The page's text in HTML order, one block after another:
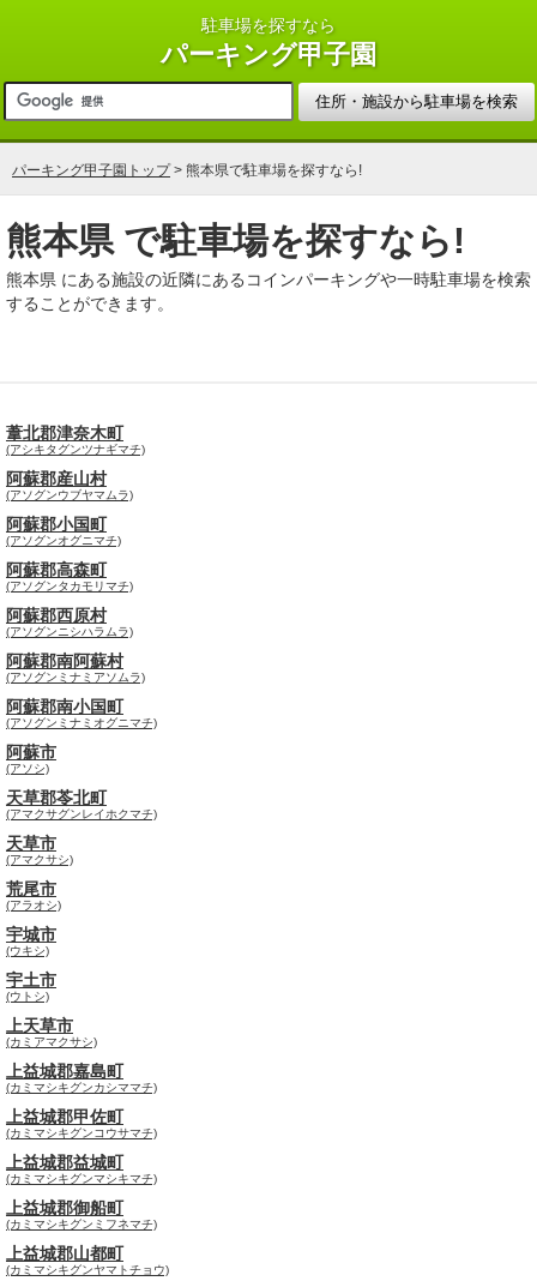
駐車場を探すなら
パーキング甲子園
パーキング甲子園トップ> 熊本県で駐車場を探すなら!
熊本県 で駐車場を探すなら!
熊本県 にある施設の近隣にあるコインパーキングや一時駐車場を検索
することができます。
葦北郡津奈木町
(アシキタグンツナギマチ)
阿蘇郡産山村
(アソグンウブヤマムラ)
阿蘇郡小国町
(アソグンオグニマチ)
阿蘇郡高森町
(アソグンタカモリマチ)
阿蘇郡西原村
(アソグンニシハラムラ)
阿蘇郡南阿蘇村
(アソグンミナミアソムラ)
阿蘇郡南小国町
(アソグンミナミオグニマチ)
阿蘇市
(アソシ)
天草郡苓北町
(アマクサグンレイホクマチ)
天草市
(アマクサシ)
荒尾市
(アラオシ)
宇城市
(ウキシ)
宇土市
(ウトシ)
上天草市
(カミアマクサシ)
上益城郡嘉島町
(カミマシキグンカシママチ)
上益城郡甲佐町
(カミマシキグンコウサマチ)
上益城郡益城町
(カミマシキグンマシキマチ)
上益城郡御船町
(カミマシキグンミフネマチ)
上益城郡山都町
(カミマシキグンヤマトチョウ)